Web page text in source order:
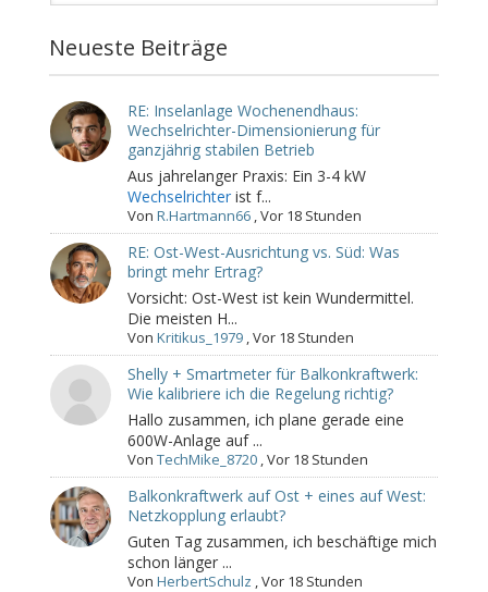
Neueste Beiträge
RE: Inselanlage Wochenendhaus:
Wechselrichter-Dimensionierung für
ganzjährig stabilen Betrieb
Aus jahrelanger Praxis: Ein 3-4 kW
Wechselrichter ist f...
VonR.Hartmann66 ,Vor 18 Stunden
RE: Ost-West-Ausrichtung vs. Süd: Was
bringt mehr Ertrag?
Vorsicht: Ost-West ist kein Wundermittel.
Die meisten H...
VonKritikus_1979 ,Vor 18 Stunden
Shelly + Smartmeter für Balkonkraftwerk:
Wie kalibriere ich die Regelung richtig?
Hallo zusammen, ich plane gerade eine
600W-Anlage auf ...
VonTechMike_8720 ,Vor 18 Stunden
Balkonkraftwerk auf Ost + eines auf West:
Netzkopplung erlaubt?
Guten Tag zusammen, ich beschäftige mich
schon länger ...
VonHerbertSchulz ,Vor 18 Stunden